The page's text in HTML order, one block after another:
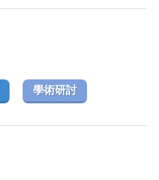
學術研討